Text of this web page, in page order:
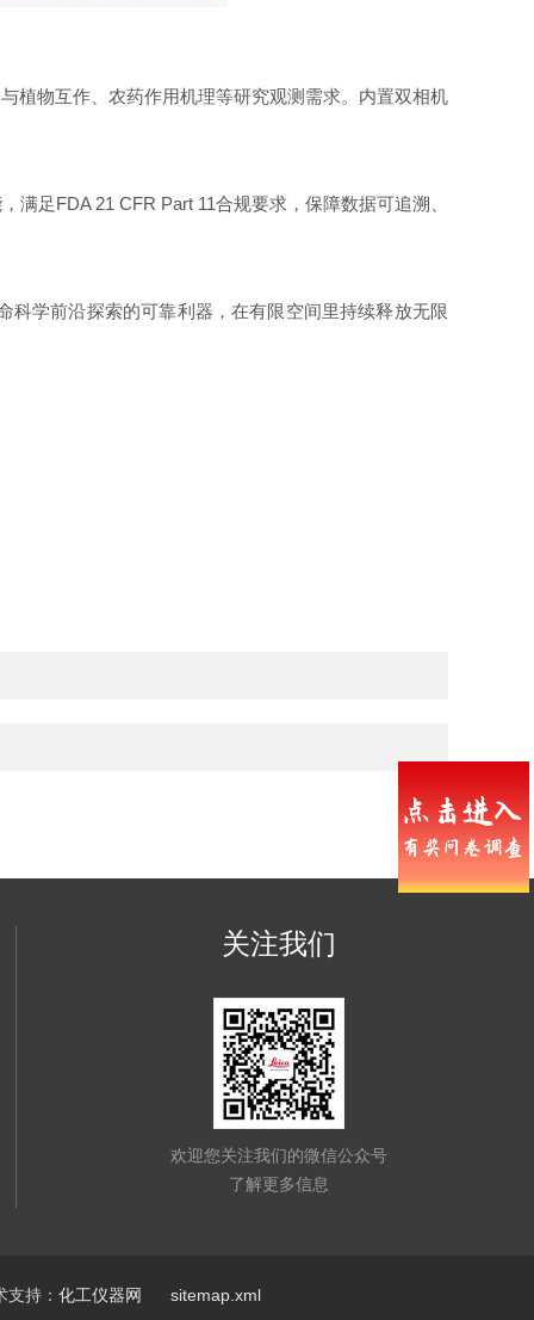
植物互作、农药作用机理等研究观测需求。内置双相机
足FDA 21 CFR Part 11合规要求，保障数据可追溯、
科学前沿探索的可靠利器，在有限空间里持续释放无限
关注我们
欢迎您关注我们的微信公众号
了解更多信息
持： 化工仪器网 sitemap.xml